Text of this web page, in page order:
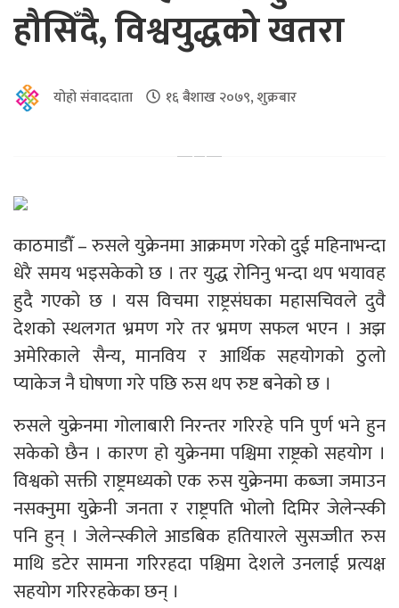
हौसिँदै, विश्वयुद्धको खतरा
योहो संवाददाता १६ बैशाख २०७९, शुक्रबार
काठमाडौँ – रुसले युक्रेनमा आक्रमण गरेको दुई महिनाभन्दा
धेरै समय भइसकेको छ । तर युद्ध रोनिनु भन्दा थप भयावह
हुदै गएको छ । यस विचमा राष्ट्रसंघका महासचिवले दुवै
देशको स्थलगत भ्रमण गरे तर भ्रमण सफल भएन । अझ
अमेरिकाले सैन्य, मानविय र आर्थिक सहयोगको ठुलो
प्याकेज नै घोषणा गरे पछि रुस थप रुष्ट बनेको छ ।
रुसले युक्रेनमा गोलाबारी निरन्तर गरिरहे पनि पुर्ण भने हुन
सकेको छैन । कारण हो युक्रेनमा पश्चिमा राष्ट्रको सहयोग ।
विश्वको सक्ती राष्ट्रमध्यको एक रुस युक्रेनमा कब्जा जमाउन
नसक्नुमा युक्रेनी जनता र राष्ट्रपति भोलो दिमिर जेलेन्स्की
पनि हुन् । जेलेन्स्कीले आडबिक हतियारले सुसज्जीत रुस
माथि डटेर सामना गरिरहदा पश्चिमा देशले उनलाई प्रत्यक्ष
सहयोग गरिरहकेका छन् ।